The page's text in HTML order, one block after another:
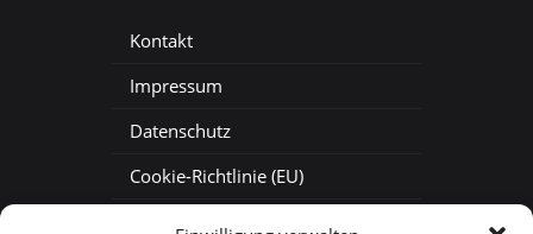
Kontakt
Impressum
Datenschutz
Cookie-Richtlinie (EU)